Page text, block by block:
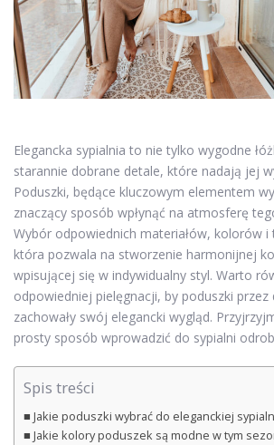
Elegancka sypialnia to nie tylko wygodne
starannie dobrane detale, które nadają jej
Poduszki, będące kluczowym elementem
znaczący sposób wpłynąć na atmosferę
Wybór odpowiednich materiałów, kolorów
która pozwala na stworzenie harmonijnej
wpisującej się w indywidualny styl. Warto
odpowiedniej pielęgnacji, by poduszki przez
zachowały swój elegancki wygląd.
prosty sposób wprowadzić do sypialni
Spis treści
Jakie poduszki wybrać do eleganckiej
Jakie kolory poduszek są modne w tym